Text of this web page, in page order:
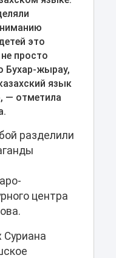
это
просто
Бухар-жырау,
язык
— отметила
разделили
центра
Суриана